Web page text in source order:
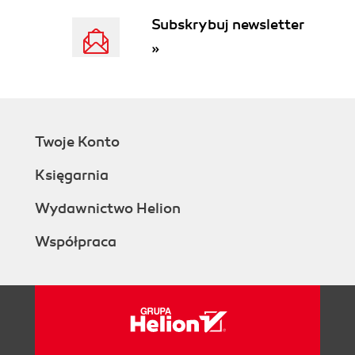
Subskrybuj newsletter
»
Twoje Konto
Księgarnia
Wydawnictwo Helion
Współpraca